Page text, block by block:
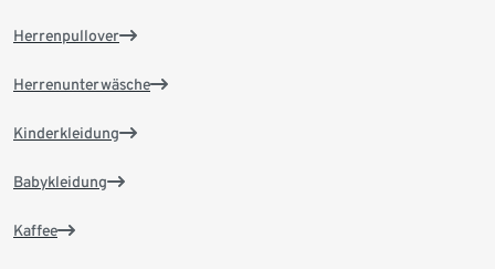
Herrenpullover
Herrenunterwäsche
Kinderkleidung
Babykleidung
Kaffee